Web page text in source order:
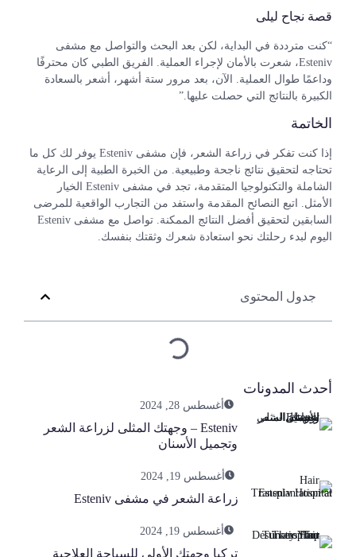
قصة نجاح ليلى
“كنت مترددة في البداية، لكن بعد البحث والتواصل مع مشفى
Esteniv، شعرت بالأمان لإجراء العملية. الفريق الطبي كان محترفًا
وداعمًا طوال العملية. الآن، بعد مرور ستة أشهر، أشعر بالسعادة
الكبيرة بالنتائج التي حصلت عليها.”
الخاتمة
إذا كنت تفكر في زراعة الشعر، فإن مشفى Esteniv يوفر لك كل ما
تحتاجه لتحقيق نتائج ناجحة وطبيعية. من الخبرة الطبية إلى الرعاية
الشاملة والتكنولوجيا المتقدمة، تجد في مشفى Esteniv الخيار
الأمثل. اتبع النصائح المقدمة واستفد من التجارب الواقعية للمرضى
السابقين لتحقيق أفضل النتائج الممكنة. تواصل مع مشفى Esteniv
اليوم لبدء رحلتك نحو استعادة شعرك وثقتك بنفسك.
جدول المحتوى
أحدث المدونات
أغسطس 28, 2024
Esteniv – وجهتك المثلى لزراعة الشعر
وتجميل الأسنان
أغسطس 19, 2024
زراعة الشعر في مشفى Esteniv
أغسطس 19, 2024
تركيا وجهتك الأولى للسياحة العلاجية